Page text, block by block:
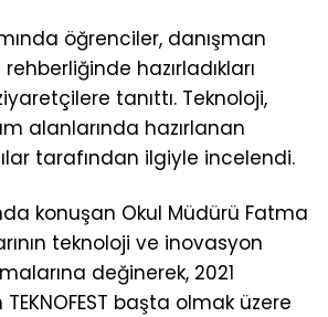
öğrenciler, danışman
hazırladıkları
tanıttı. Teknoloji,
alanlarında hazırlanan
tarafından ilgiyle incelendi.
konuşan Okul Müdürü Fatma
teknoloji ve inovasyon
değinerek, 2021
başta olmak üzere